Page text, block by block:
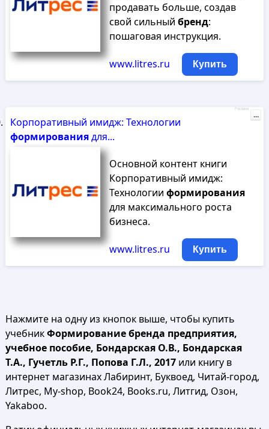
продавать больше, создав
свой сильный бренд:
пошаговая инструкция.
www.litres.ru Купить
Корпоративный имидж: Технологии
формированиядля...
Основной контент книги
Корпоративный имидж:
Технологии формирования
для максимального роста
бизнеса.
www.litres.ru Купить
Реклама
...
Нажмите на одну из кнопок выше, чтобы купить
учебникФормирование бренда предприятия,
учебное пособие, Бондарская О.В., Бондарская
Т.А., Гучетль Р.Г., Попова Г.Л., 2017или книгу в
интернет магазинах Лабиринт, Буквоед, Читай-город,
Литрес, My-shop, Book24, Books.ru, Литгид, Озон,
Yakaboo.